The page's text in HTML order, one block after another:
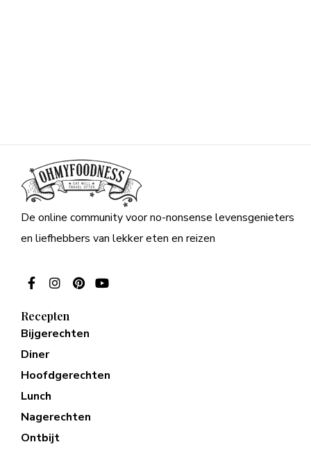
De online community voor no-nonsense levensgenieters
en liefhebbers van lekker eten en reizen
Recepten
Bijgerechten
Diner
Hoofdgerechten
Lunch
Nagerechten
Ontbijt